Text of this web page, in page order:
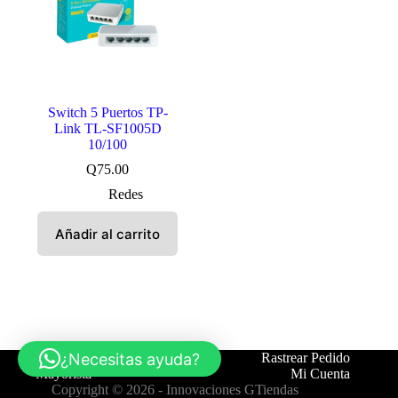
Switch 5 Puertos TP-
Link TL-SF1005D
10/100
Q75.00
Redes
Añadir al carrito
Tienda Contáctanos
Rastrear Pedido
Mayorista
Mi Cuenta
Copyright © 2026 - Innovaciones GTiendas
¿Necesitas ayuda?